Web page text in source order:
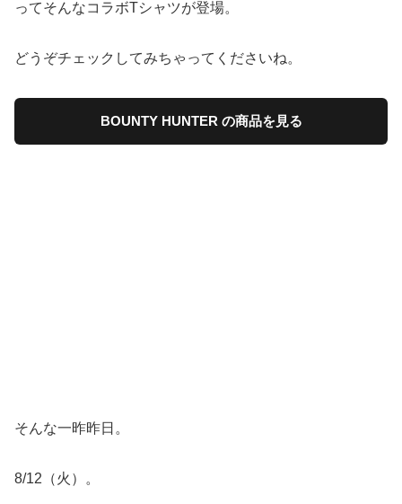
ってそんなコラボTシャツが登場。
どうぞチェックしてみちゃってくださいね。
BOUNTY HUNTER の商品を見る
そんな一昨昨日。
8/12（火）。